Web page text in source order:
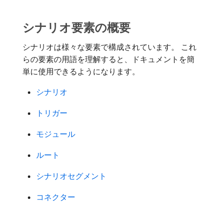
シナリオ要素の概要
シナリオは様々な要素で構成されています。 これ
らの要素の用語を理解すると、ドキュメントを簡
単に使用できるようになります。
シナリオ
トリガー
モジュール
ルート
シナリオセグメント
コネクター